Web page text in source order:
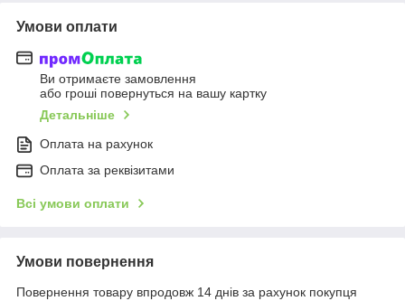
Умови оплати
Ви отримаєте замовлення
або гроші повернуться на вашу картку
Детальніше
Оплата на рахунок
Оплата за реквізитами
Всі умови оплати
Умови повернення
Повернення товару впродовж 14 днів за рахунок покупця